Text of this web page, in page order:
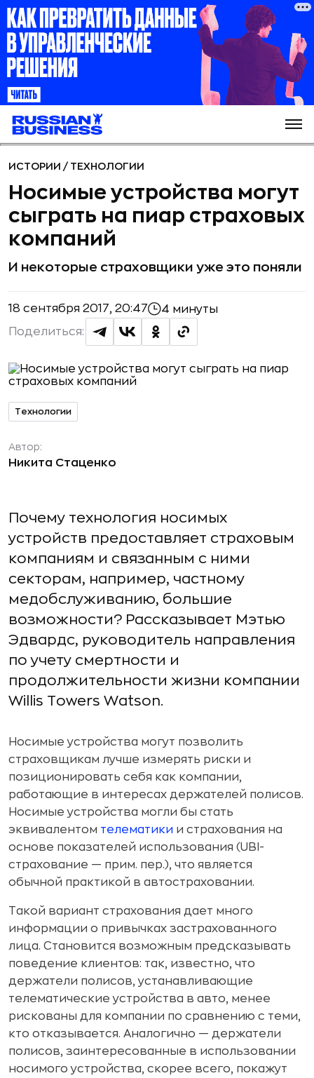
ИСТОРИИ / ТЕХНОЛОГИИ
Носимые устройства могут
сыграть на пиар страховых
компаний
И некоторые страховщики уже это поняли
18 сентября 2017, 20:47 4 минуты
Поделиться:
Технологии
Автор:
Никита Стаценко
Почему технология носимых
устройств предоставляет страховым
компаниям и связанным с ними
секторам, например, частному
медобслуживанию, большие
возможности? Рассказывает Мэтью
Эдвардс, руководитель направления
по учету смертности и
продолжительности жизни компании
Willis Towers Watson.
Носимые устройства могут позволить
страховщикам лучше измерять риски и
позиционировать себя как компании,
работающие в интересах держателей полисов.
Носимые устройства могли бы стать
эквивалентом телематики и страхования на
основе показателей использования (UBI-
страхование — прим. пер.), что является
обычной практикой в автостраховании.
Такой вариант страхования дает много
информации о привычках застрахованного
лица. Становится возможным предсказывать
поведение клиентов: так, известно, что
держатели полисов, устанавливающие
телематические устройства в авто, менее
рискованы для компании по сравнению с теми,
кто отказывается. Аналогично — держатели
полисов, заинтересованные в использовании
носимого устройства, скорее всего, покажут